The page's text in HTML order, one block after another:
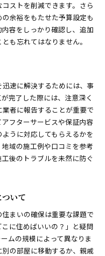
ストを削減できます。さら
余裕をもたせた予算設定も
容をしっかり確認し、追加
も忘れてはなりません。
速に解決するためには、事
完了した際には、注意深く
者に報告することが重要で
フターサービスや保証内容
うに対応してもらえるかを
域の施工例や口コミを参考
後のトラブルを未然に防ぐ
いて
まいの確保は重要な課題で
に住めばいいの？」と疑問
ムの規模によって異なりま
の部屋に移動するか、親戚